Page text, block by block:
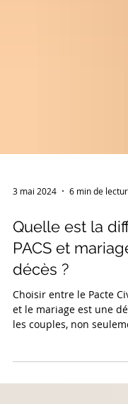
3 mai 2024 6 min de
Quelle est la
PACS et
décès ?
Choisir entre le Pacte